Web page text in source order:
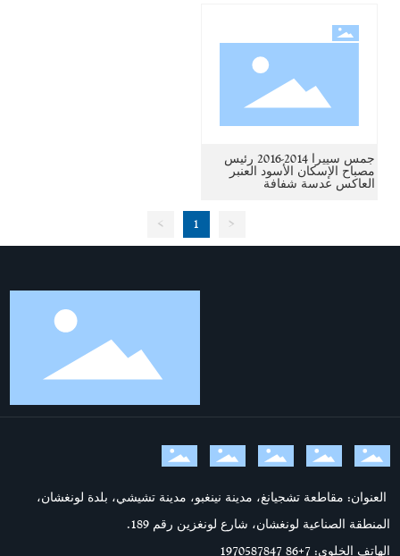
جمس سييرا 2014-2016 رئيس
مصباح الإسكان الأسود العنبر
العاكس عدسة شفافة
<
1
>
العنوان: مقاطعة تشجيانغ، مدينة نينغبو، مدينة تشيشي، بلدة لونغشان،
المنطقة الصناعية لونغشان، شارع لونغزين رقم 189.
الهاتف الخلوي: 7 +86 1970587847